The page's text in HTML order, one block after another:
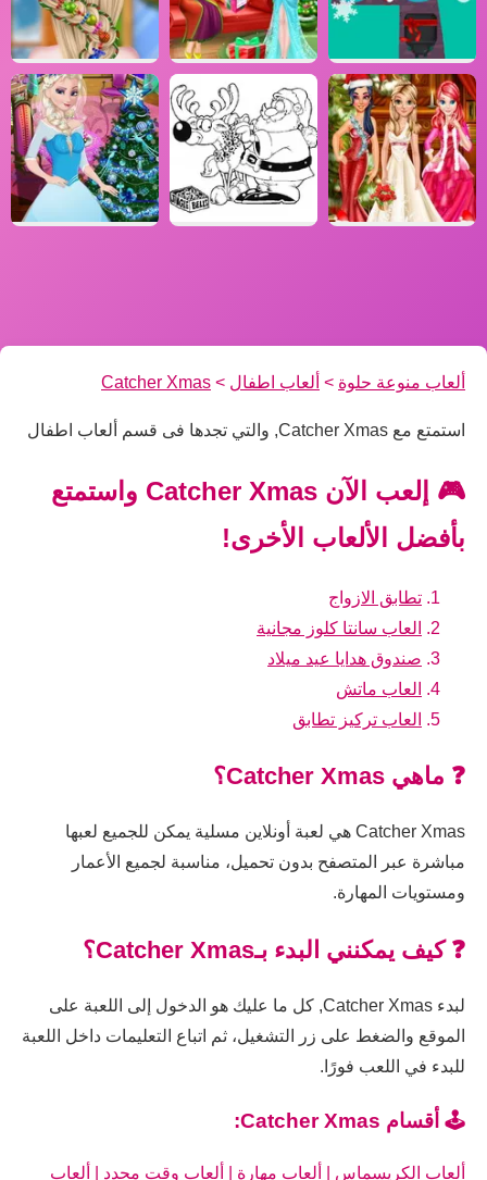
ألعاب منوعة حلوة > ألعاب اطفال >
Catcher Xmas
استمتع مع Catcher Xmas, والتي تجدها فى قسم ألعاب اطفال
🎮 إلعب الآن Catcher Xmas واستمتع
بأفضل الألعاب الأخرى!
تطابق الازواج
العاب سانتا كلوز مجانية
صندوق هدايا عيد ميلاد
العاب ماتش
العاب تركيز تطابق
❓ ماهي Catcher Xmas؟
Catcher Xmas هي لعبة أونلاين مسلية يمكن للجميع لعبها
مباشرة عبر المتصفح بدون تحميل، مناسبة لجميع الأعمار
ومستويات المهارة.
❓ كيف يمكنني البدء بـCatcher Xmas؟
لبدء Catcher Xmas, كل ما عليك هو الدخول إلى اللعبة على
الموقع والضغط على زر التشغيل، ثم اتباع التعليمات داخل اللعبة
للبدء في اللعب فورًا.
🕹️ أقسام Catcher Xmas:
ألعاب الكريسماس ألعاب مهارة ألعاب وقت محدد ألعاب